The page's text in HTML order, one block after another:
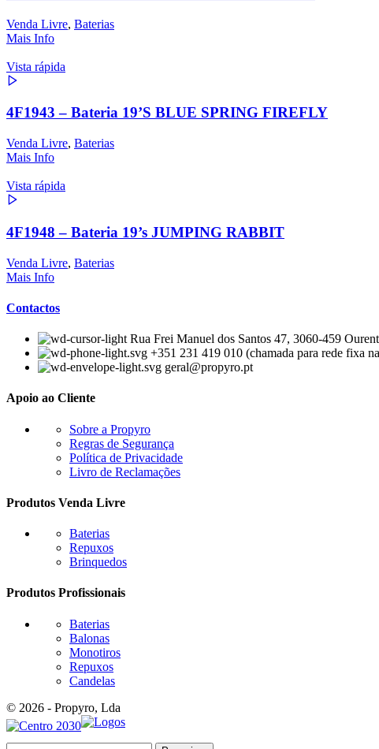
Venda Livre, Baterias
Mais Info
Vista rápida
4F1943 – Bateria 19’S BLUE SPRING FIREFLY
Venda Livre, Baterias
Mais Info
Vista rápida
4F1948 – Bateria 19’s JUMPING RABBIT
Venda Livre, Baterias
Mais Info
Contactos
Rua Frei Manuel dos Santos 47, 3060-459
+351 231 419 010 (chamada para rede fixa
geral@propyro.pt
Apoio ao Cliente
Sobre a Propyro
Regras de Segurança
Política de Privacidade
Livro de Reclamações
Produtos Venda Livre
Baterias
Repuxos
Brinquedos
Produtos Profissionais
Baterias
Balonas
Monotiros
Repuxos
Candelas
© 2026 - Propyro, Lda